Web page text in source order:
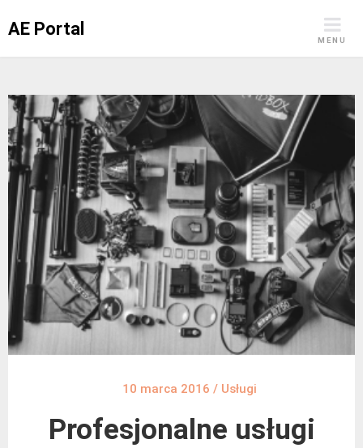
toAE Portal
MENU
10 marca 2016 / Usługi
Profesjonalne usługi